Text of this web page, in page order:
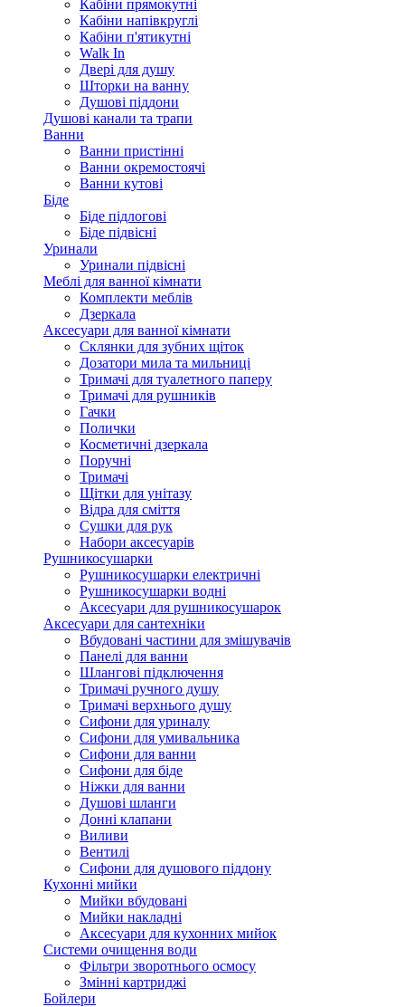
Кабіни прямокутні
Кабіни напівкруглі
Кабіни п'ятикутні
Walk In
Двері для душу
Шторки на ванну
Душові піддони
Душові канали та трапи
Ванни
Ванни пристінні
Ванни окремостоячі
Ванни кутові
Біде
Біде підлогові
Біде підвісні
Уринали
Уринали підвісні
Меблі для ванної кімнати
Комплекти меблів
Дзеркала
Аксесуари для ванної кімнати
Склянки для зубних щіток
Дозатори мила та мильниці
Тримачі для туалетного паперу
Тримачі для рушників
Гачки
Полички
Косметичні дзеркала
Поручні
Тримачі
Щітки для унітазу
Відра для сміття
Сушки для рук
Набори аксесуарів
Рушникосушарки
Рушникосушарки електричні
Рушникосушарки водні
Аксесуари для рушникосушарок
Аксесуари для сантехніки
Вбудовані частини для змішувачів
Панелі для ванни
Шлангові підключення
Тримачі ручного душу
Тримачі верхнього душу
Сифони для уриналу
Сифони для умивальника
Сифони для ванни
Сифони для біде
Ніжки для ванни
Душові шланги
Донні клапани
Виливи
Вентилі
Сифони для душового піддону
Кухонні мийки
Мийки вбудовані
Мийки накладні
Аксесуари для кухонних мийок
Системи очищення води
Фільтри зворотнього осмосу
Змінні картриджі
Бойлери